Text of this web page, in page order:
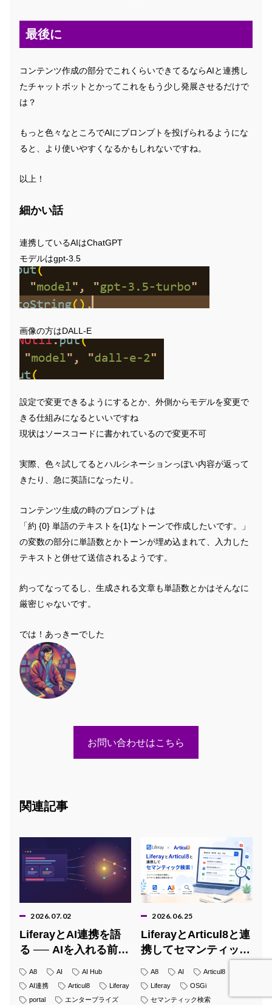
最後に
コンテンツ作成の部分でこれくらいできてるならAIと連携し
たチャットボットとかってこれをもう少し発展させるだけで
は？
もっと色々なところでAIにプロンプトを投げられるようにな
ると、より使いやすくなるかもしれないですね。
以上！
細かい話
連携しているAIはChatGPT
モデルはgpt-3.5
画像の方はDALL-E
設定で変更できるようにするとか、外側からモデルを変更で
きる仕組みになるといいですね
現状はソースコードに書かれているので変更不可
実際、色々試してるとハルシネーションっぽい内容が返って
きたり、急に英語になったり。
コンテンツ生成の時のプロンプトは
「約 {0} 単語のテキストを{1}なトーンで作成したいです。」
の変数の部分に単語数とかトーンが埋め込まれて、入力した
テキストと併せて送信されるようです。
約ってなってるし、生成される文章も単語数とかはそんなに
厳密じゃないです。
では！あっきーでした
お問い合わせはこちら
関連記事
2026.07.02
LiferayとAI連携を語
る ── AIを入れる前
決める
A8 AI
AI Hub
AI連携
Articul8
Liferay
portal
エンタープライズ
2026.06.25
LiferayとArticul8と連
携してセマンティック
A8 AI
Articul8
Liferay
OSGi
セマンティック検索